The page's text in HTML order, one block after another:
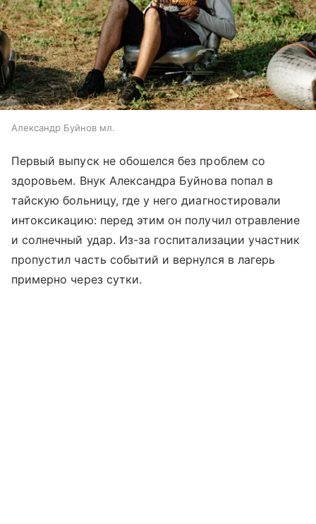
Александр Буйнов мл.
Первый выпуск не обошелся без проблем со
здоровьем. Внук Александра Буйнова попал в
тайскую больницу, где у него диагностировали
интоксикацию: перед этим он получил отравление
и солнечный удар. Из-за госпитализации участник
пропустил часть событий и вернулся в лагерь
примерно через сутки.